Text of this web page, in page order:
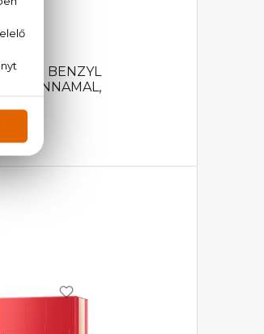
BENZYL
CINNAMAL,